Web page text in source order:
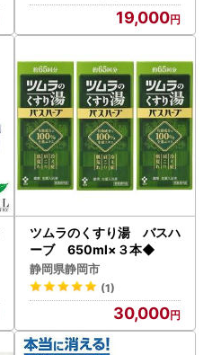
19,000
ツムラのくすり湯 バスハ
ーブ 650ml×３本◆
静岡県静岡市
(1)
30,000